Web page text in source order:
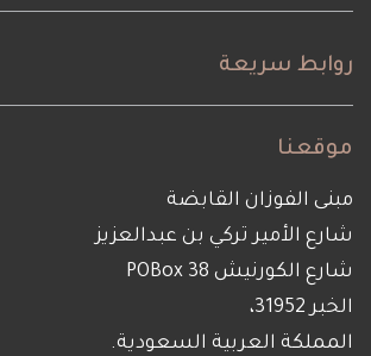
روابط سريعة
موقعنا
مبنى الفوزان القابضة
شارع الأمير تركي بن عبدالعزيز
شارع الكورنيش POBox 38
الخبر 31952،
المملكة العربية السعودية.